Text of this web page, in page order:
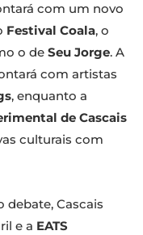
com um novo
Festival Coala, o
o de Seu Jorge. A
com artistas
, enquanto a
de Cascais
culturais com
Cascais
e a EATS